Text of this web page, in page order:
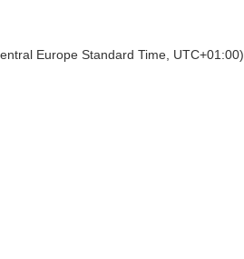
Europe Standard Time, UTC+01:00)